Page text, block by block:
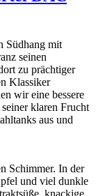
Südhang mit
seinen
zu prächtiger
Klassiker
wir eine bessere
klaren Frucht
aus und
Schimmer. In der
und viel dunkle
knackige